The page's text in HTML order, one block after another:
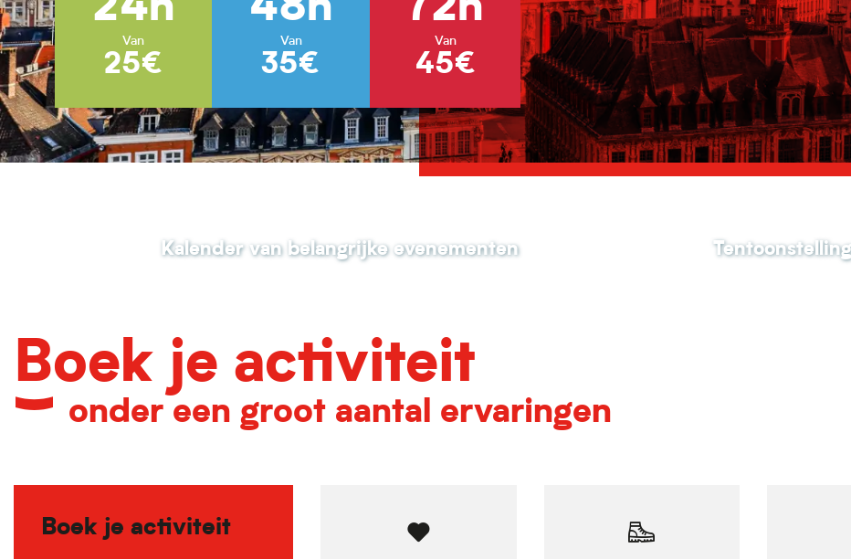
24h
Van
25€
48h
Van
35€
72h
Van
45€
Kalender van belangrijke evenementen
Boek je activiteit
onder een groot aantal ervaringen
Boek je activiteit